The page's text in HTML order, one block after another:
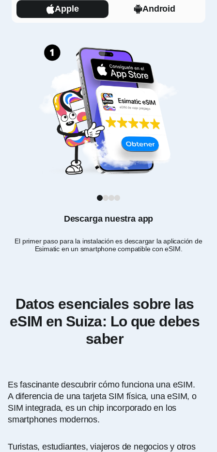
Apple Android
Descarga nuestra app
El primer paso para la instalación es descargar la aplicación de
Esimatic en un smartphone compatible con eSIM.
1
Datos esenciales sobre las
eSIM en Suiza: Lo que debes
saber
Es fascinante descubrir cómo funciona una eSIM.
A diferencia de una tarjeta SIM física, una eSIM, o
SIM integrada, es un chip incorporado en los
smartphones modernos.
Turistas, estudiantes, viajeros de negocios y otros